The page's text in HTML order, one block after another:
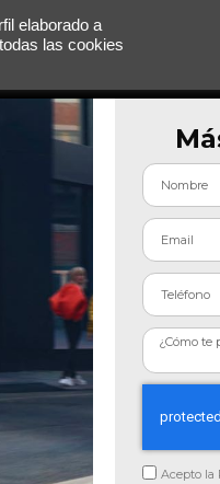
Acepto la
elaborado a
las cookies